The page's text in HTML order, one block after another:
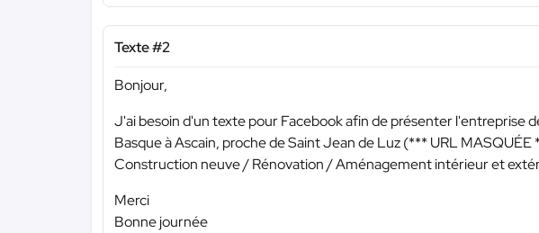
Texte #2
Bonjour,
J'ai besoin d'un texte pour Facebook afin de présenter l'entreprise
Basque à Ascain, proche de Saint Jean de Luz (*** URL MASQUÉE
Construction neuve / Rénovation / Aménagement intérieur et
Merci
Bonne journée